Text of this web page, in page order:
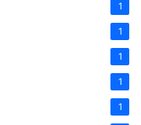
1
1
1
1
1